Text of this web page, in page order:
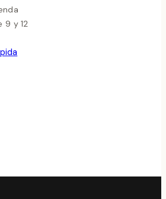
9 y 12